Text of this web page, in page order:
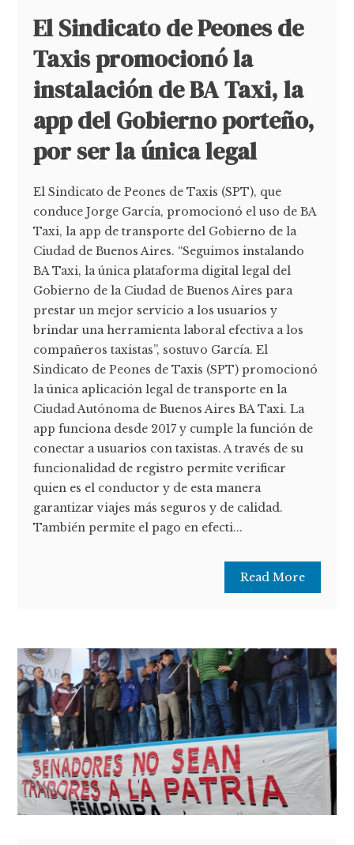
El Sindicato de Peones de
Taxis promocionó la
instalación de BA Taxi, la
app del Gobierno porteño,
por ser la única legal
El Sindicato de Peones de Taxis (SPT), que
conduce Jorge García, promocionó el uso de BA
Taxi, la app de transporte del Gobierno de la
Ciudad de Buenos Aires. “Seguimos instalando
BA Taxi, la única plataforma digital legal del
Gobierno de la Ciudad de Buenos Aires para
prestar un mejor servicio a los usuarios y
brindar una herramienta laboral efectiva a los
compañeros taxistas”, sostuvo García. El
Sindicato de Peones de Taxis (SPT) promocionó
la única aplicación legal de transporte en la
Ciudad Autónoma de Buenos Aires BA Taxi. La
app funciona desde 2017 y cumple la función de
conectar a usuarios con taxistas. A través de su
funcionalidad de registro permite verificar
quien es el conductor y de esta manera
garantizar viajes más seguros y de calidad.
También permite el pago en efecti...
Read More